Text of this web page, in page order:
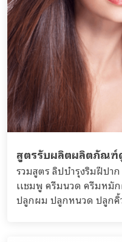
สูตรรับผลิตผลิตภัณฑ์
รวมสูตร ลิปบำรุงริมฝีป
เเชมพู ครีมนวด ครีมหมั
ปลูกผม ปลูกหนวด ปลูกคิ้